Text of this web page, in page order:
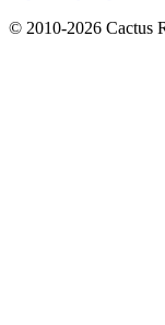
© 2010-2026 Cactus